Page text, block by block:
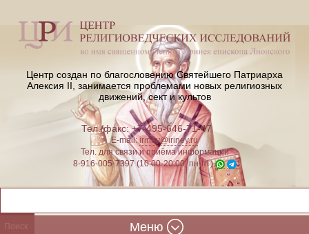
Центр создан по благословению Святейшего Патриарха
Алексия II, занимается проблемами новых религиозных
движений, сект и культов
Тел./факс: +7-495-646-71-47
E-mail:iriney@iriney.ru
Тел. для связи и приёма информации
8-916-005-7397 (10:00-20:00, пн-пт)
Меню